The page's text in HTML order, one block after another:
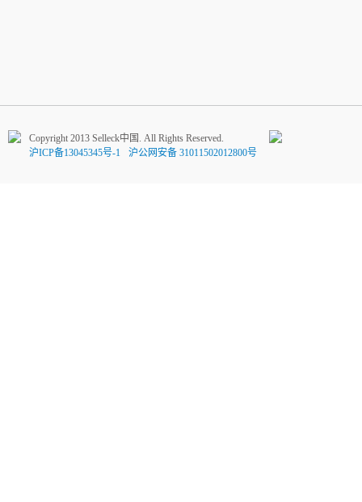
Copyright 2013 Selleck中国. All Rights Reserved.
沪ICP备13045345号-1
沪公网安备 31011502012800号